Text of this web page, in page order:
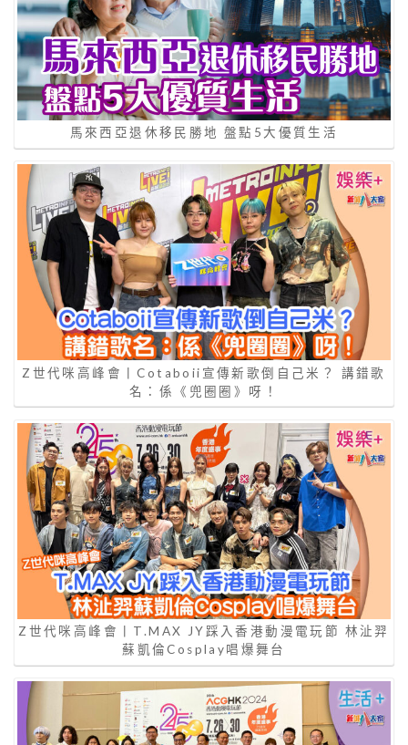
馬來西亞退休移民勝地 盤點5大優質生活
Z世代咪高峰會丨Cotaboii宣傳新歌倒自己米？ 講錯歌
名：係《兜圈圈》呀！
Z世代咪高峰會丨T.MAX JY踩入香港動漫電玩節 林沚羿
蘇凱倫Cosplay唱爆舞台